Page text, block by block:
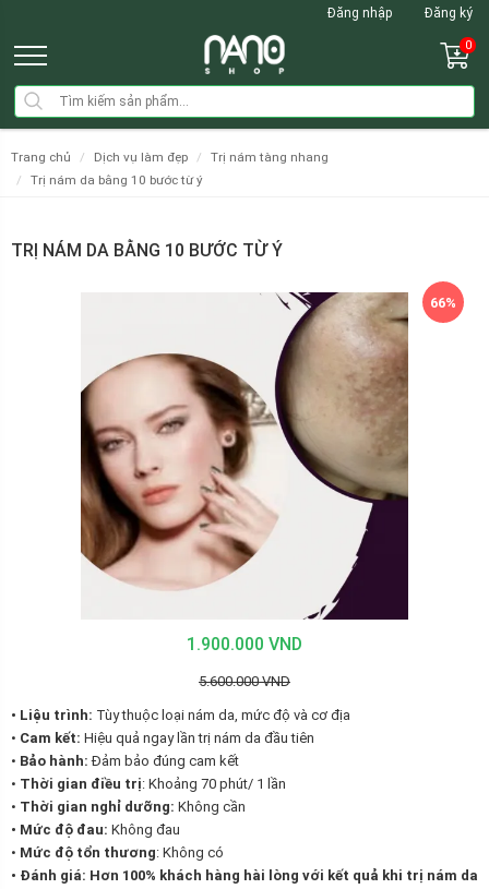
Đăng nhập Đăng ký
0
trang chủ dịch vụ làm đẹp
trị nám tàng nhang
trị nám da bằng 10 bước từ ý
TRỊ NÁM DA BẰNG 10 BƯỚC TỪ Ý
66%
1.900.000 VND
5.600.000 VND
• Liệu trình: Tùy thuộc loại nám da, mức độ và cơ địa
• Cam kết: Hiệu quả ngay lần trị nám da đầu tiên
• Bảo hành: Đảm bảo đúng cam kết
• Thời gian điều trị: Khoảng 70 phút/ 1 lần
• Thời gian nghỉ dưỡng: Không cần
• Mức độ đau: Không đau
• Mức độ tổn thương: Không có
• Đánh giá: Hơn 100% khách hàng hài lòng với kết quả khi trị nám da